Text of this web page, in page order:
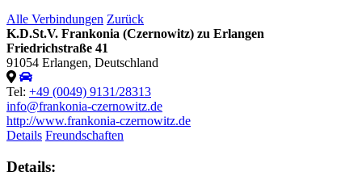
Alle Verbindungen Zurück
K.D.St.V. Frankonia (Czernowitz) zu Erlangen
Friedrichstraße 41
91054 Erlangen, Deutschland
Tel: +49 (0049) 9131/28313
info@frankonia-czernowitz.de
http://www.frankonia-czernowitz.de
Details Freundschaften
Details: